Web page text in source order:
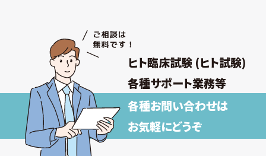
ヒト臨床試験 (ヒト試験)
各種サポート業務等
各種お問い合わせは
お気軽にどうぞ